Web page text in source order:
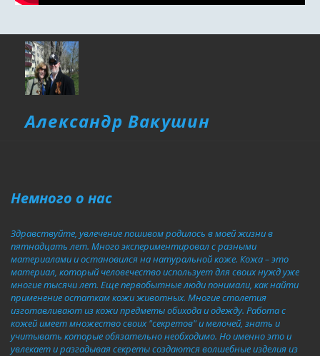
Александр Вакушин
Нем­ного о ­­нас
­­Здравствуйте, увлечение пошивом родилось в моей жизни в
пятнадцать лет. Много экспериментировал с разными
материалами и остановился на натуральной коже. Кожа – это
материал,­­ который человечество использует для своих нужд уже
многие тысячи лет. Еще первобытные люди понимали, как найти
применение остаткам кожи животных. Многие столетия
изготавливают из кожи предметы обихода и одежду. Работа с
кожей имеет множество своих "секретов" и мелочей, знать и
учитывать которые обязательно необходимо. Но именно это и
увлекает и разгадывая секреты создаются волшебные изделия из